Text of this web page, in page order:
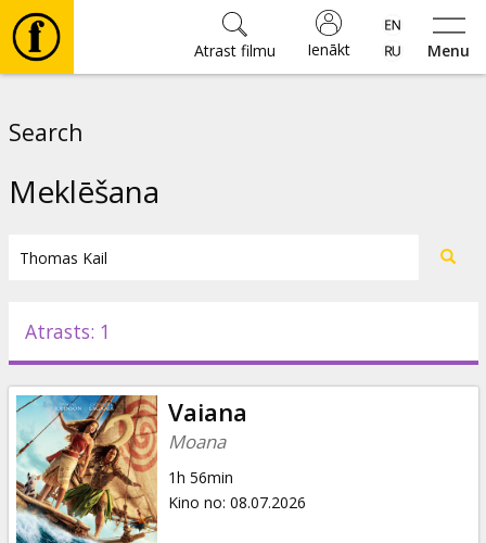
Menu
Ienākt
Atrast filmu
Pasākumi
Ziņas
Dāvanu
kartes
Search
Meklēšana
Atrasts: 1
Vaiana
Moana
1h 56min
Kino no: 08.07.2026